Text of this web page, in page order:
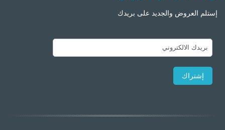
إستلم العروض والجديد على بريدك